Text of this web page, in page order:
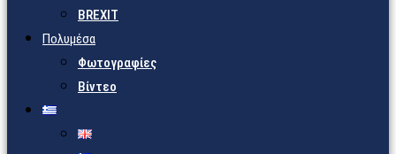
BREXIT
Πολυμέσα
Φωτογραφίες
Βίντεο